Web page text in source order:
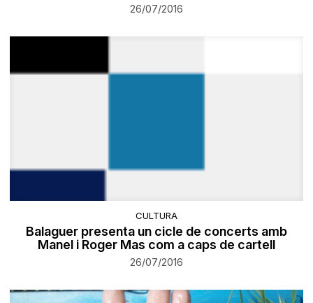
26/07/2016
CULTURA
Balaguer presenta un cicle de concerts amb
Manel i Roger Mas com a caps de cartell
26/07/2016